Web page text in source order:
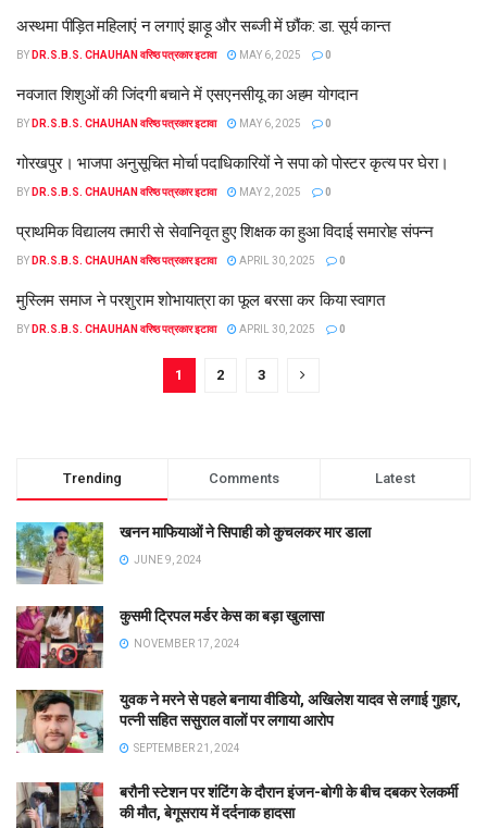
अस्थमा पीड़ित महिलाएं न लगाएं झाड़ू और सब्जी में छौंक: डा. सूर्य कान्त
BY DR.S.B.S. CHAUHAN वरिष्ठ पत्रकार इटावा MAY 6, 2025 0
नवजात शिशुओं की जिंदगी बचाने में एसएनसीयू का अहम योगदान
BY DR.S.B.S. CHAUHAN वरिष्ठ पत्रकार इटावा MAY 6, 2025 0
गोरखपुर। भाजपा अनुसूचित मोर्चा पदाधिकारियों ने सपा को पोस्टर कृत्य पर घेरा।
BY DR.S.B.S. CHAUHAN वरिष्ठ पत्रकार इटावा MAY 2, 2025 0
प्राथमिक विद्यालय तमारी से सेवानिवृत हुए शिक्षक का हुआ विदाई समारोह संपन्न
BY DR.S.B.S. CHAUHAN वरिष्ठ पत्रकार इटावा APRIL 30, 2025 0
मुस्लिम समाज ने परशुराम शोभायात्रा का फूल बरसा कर किया स्वागत
BY DR.S.B.S. CHAUHAN वरिष्ठ पत्रकार इटावा APRIL 30, 2025 0
1 2 3
Trending Comments Latest
खनन माफियाओं ने सिपाही को कुचलकर मार डाला
JUNE 9, 2024
कुसमी ट्रिपल मर्डर केस का बड़ा खुलासा
NOVEMBER 17, 2024
युवक ने मरने से पहले बनाया वीडियो, अखिलेश यादव से लगाई गुहार,
पत्नी सहित ससुराल वालों पर लगाया आरोप
SEPTEMBER 21, 2024
बरौनी स्टेशन पर शंटिंग के दौरान इंजन-बोगी के बीच दबकर रेलकर्मी
की मौत, बेगूसराय में दर्दनाक हादसा